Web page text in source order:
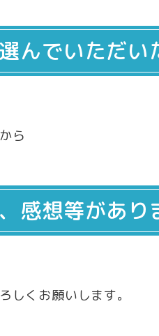
んでいただい
ら
感想等があ
しくお願いします。